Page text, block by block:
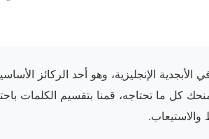
الأبجدية الإنجليزية، وهو أحد الركائز
كل ما تحتاجه، قمنا بتقسيم الكلمات